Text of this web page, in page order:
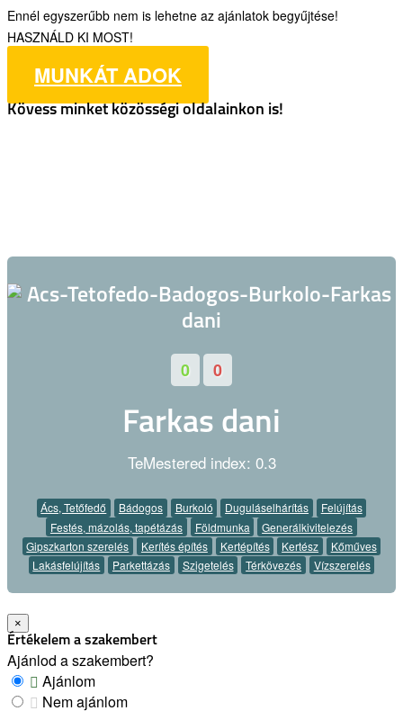
Ennél egyszerűbb nem is lehetne az ajánlatok begyűjtése!
HASZNÁLD KI MOST!
MUNKÁT ADOK
Kövess minket közösségi oldalainkon is!
0 0
Farkas dani
TeMestered index: 0.3
Ács, Tetőfedő Bádogos Burkoló Duguláselhárítás
Felújítás
Festés, mázolás, tapétázás
Földmunka
Generálkivitelezés
Gipszkarton szerelés
Kerítés építés Kertépítés Kertész
Kőműves
Lakásfelújítás
Parkettázás Szigetelés Térkövezés Vízszerelés
×
Értékelem a szakembert
Ajánlod a szakembert?
Ajánlom
Nem ajánlom